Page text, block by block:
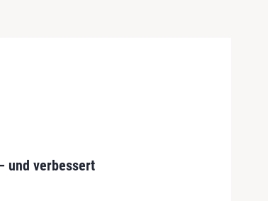
und verbessert